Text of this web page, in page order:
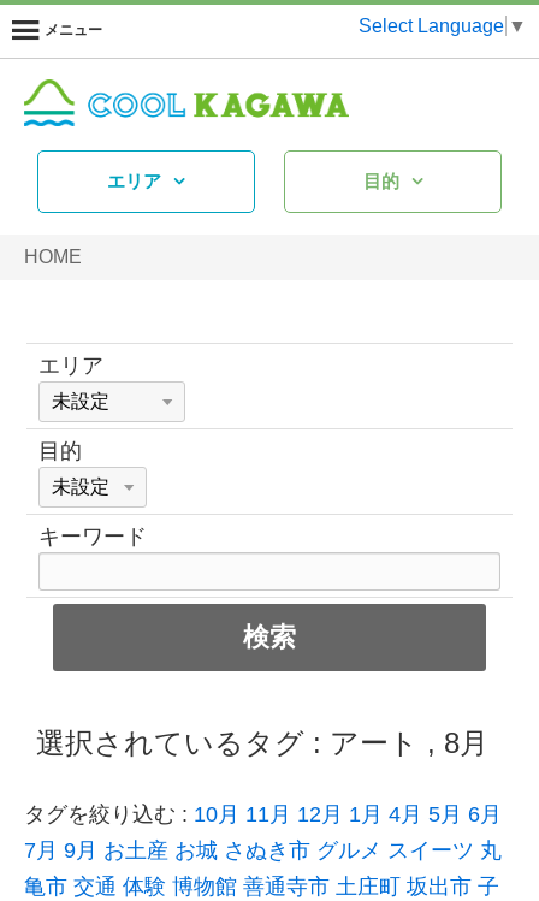
メニュー Select Language ▼
エリア 目的
HOME
エリア
目的
キーワード
選択されているタグ : アート , 8月
タグを絞り込む : 10月 11月 12月 1月 4月 5月 6月
7月 9月 お土産 お城 さぬき市 グルメ スイーツ 丸
亀市 交通 体験 博物館 善通寺市 土庄町 坂出市 子